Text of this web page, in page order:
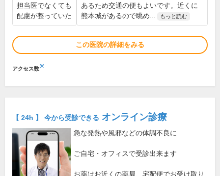
担当医でなくても
配慮が整っていた
あるため交通の便もよいです。近くに
熊本城があるので眺め...
もっと読む
この医院の詳細をみる
アクセス数※
【 24h 】 今から受診できる オンライン診療
急な発熱や風邪などの体調不良に
ご自宅・オフィスで受診出来ます
お薬はお近くの薬局、宅配便でお受け取り